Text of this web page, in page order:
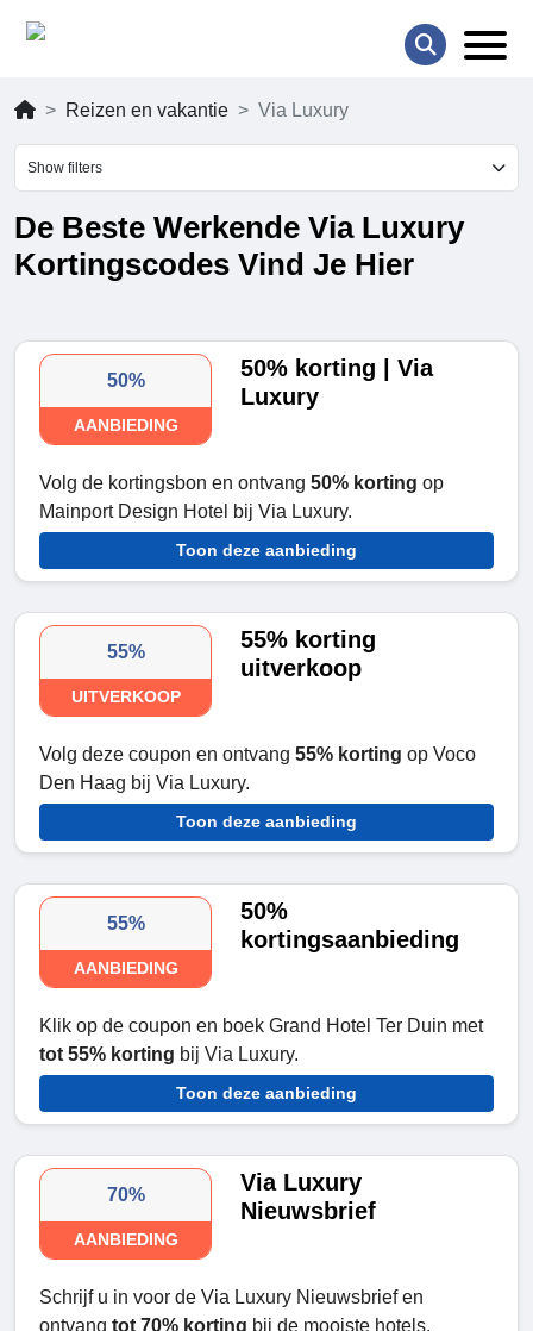
Reizen en vakantie Via Luxury
Show filters
De Beste Werkende Via Luxury
Kortingscodes Vind Je Hier
50%
AANBIEDING
50% korting | Via
Luxury
Volg de kortingsbon en ontvang 50% korting op
Mainport Design Hotel bij Via Luxury.
Toon deze aanbieding
55%
UITVERKOOP
55% korting
uitverkoop
Volg deze coupon en ontvang 55% korting op Voco
Den Haag bij Via Luxury.
Toon deze aanbieding
55%
AANBIEDING
50%
kortingsaanbieding
Klik op de coupon en boek Grand Hotel Ter Duin met
tot 55% korting bij Via Luxury.
Toon deze aanbieding
70%
AANBIEDING
Via Luxury
Nieuwsbrief
Schrijf u in voor de Via Luxury Nieuwsbrief en
ontvang tot 70% korting bij de mooiste hotels.